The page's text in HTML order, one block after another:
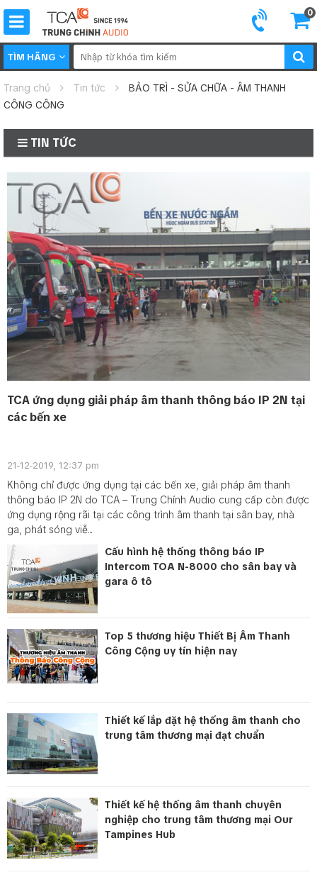
0
TÌM HÃNG
Trang chủ Tin tức
BẢO TRÌ - SỬA CHỮA - ÂM THANH
CÔNG CÔNG
TIN TỨC
TCA ứng dụng giải pháp âm thanh thông báo IP 2N tại
các bến xe
21-12-2019, 12:37 pm
Không chỉ được ứng dụng tại các bến xe, giải pháp âm thanh
thông báo IP 2N do TCA – Trung Chính Audio cung cấp còn được
ứng dụng rộng rãi tại các công trình âm thanh tại sân bay, nhà
ga, phát sóng viễ...
Cấu hình hệ thống thông báo IP
Intercom TOA N-8000 cho sân bay và
gara ô tô
Top 5 thương hiệu Thiết Bị Âm Thanh
Công Cộng uy tín hiện nay
Thiết kế lắp đặt hệ thống âm thanh cho
trung tâm thương mại đạt chuẩn
Thiết kế hệ thống âm thanh chuyên
nghiệp cho trung tâm thương mại Our
Tampines Hub